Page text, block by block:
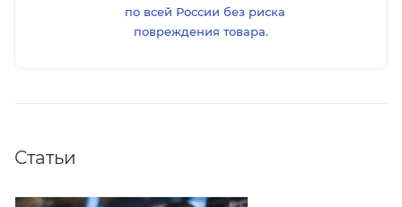
по всей России без риска
повреждения товара.
Статьи